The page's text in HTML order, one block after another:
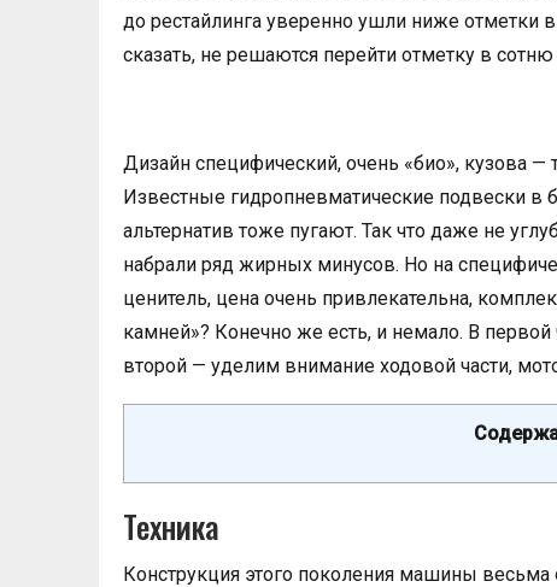
до рестайлинга уверенно ушли ниже отметки
сказать, не решаются перейти отметку в
Дизайн специфический, очень «био», кузова —
Известные гидропневматические подвески в
альтернатив тоже пугают. Так что даже не
набрали ряд жирных минусов. Но на
ценитель, цена очень привлекательна,
камней»? Конечно же есть, и немало. В первой
второй — уделим внимание ходовой части,
Техника
Конструкция этого поколения машины